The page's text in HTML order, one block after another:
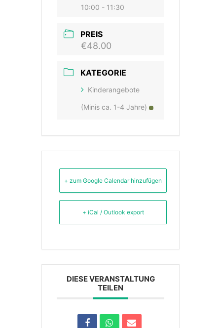
10:00 - 11:30
PREIS
€48.00
KATEGORIE
Kinderangebote
(Minis ca. 1-4 Jahre)
+ zum Google Calendar hinzufügen
+ iCal / Outlook export
DIESE VERANSTALTUNG
TEILEN